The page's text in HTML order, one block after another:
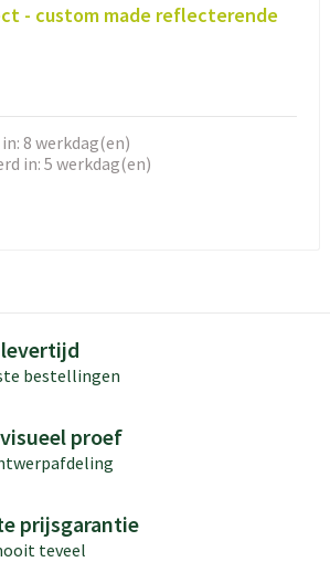
- custom made reflecterende
8 werkdag(en)
in: 5 werkdag(en)
bestellingen
proef
prijsgarantie
teveel